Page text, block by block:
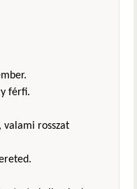
férfi.
valami rosszat